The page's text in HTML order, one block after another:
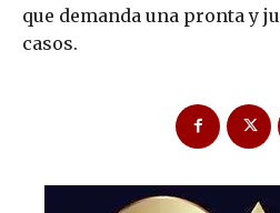
que demanda una pronta y
casos.